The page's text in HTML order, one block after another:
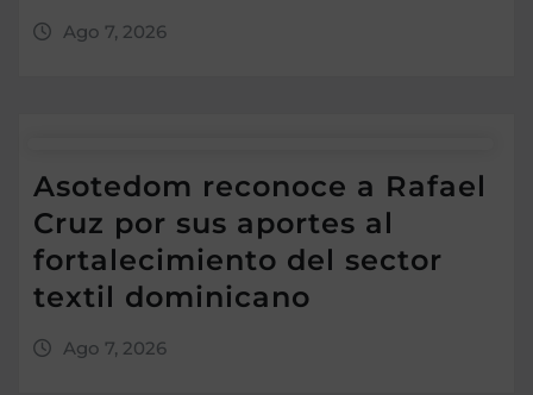
Ago 7, 2026
Asotedom reconoce a Rafael
Cruz por sus aportes al
fortalecimiento del sector
textil dominicano
Ago 7, 2026